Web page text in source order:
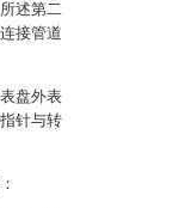
述第二
接管道
盘外表
针与转